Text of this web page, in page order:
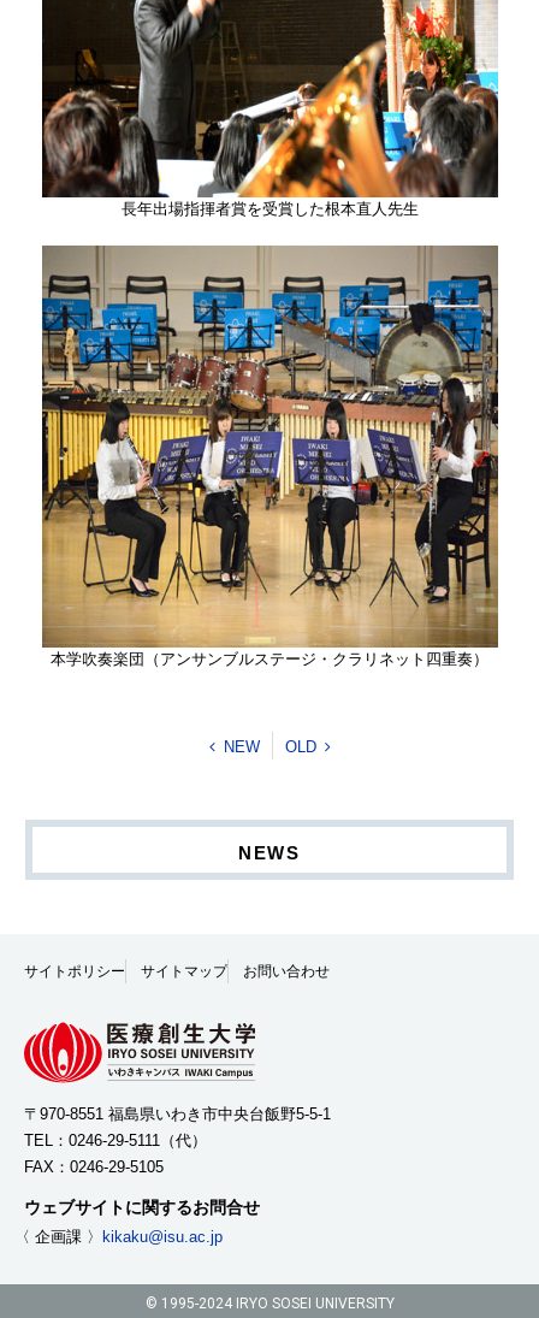
長年出場指揮者賞を受賞した根本直人先生
本学吹奏楽団（アンサンブルステージ・クラリネット四重奏）
NEW OLD
NEWS
サイトポリシー サイトマップ お問い合わせ
〒970-8551 福島県いわき市中央台飯野5-5-1
TEL： 0246-29-5111 （代）
FAX：0246-29-5105
ウェブサイトに関するお問合せ
〈 企画課 〉 kikaku@isu.ac.jp
© 1995-2024 IRYO SOSEI UNIVERSITY